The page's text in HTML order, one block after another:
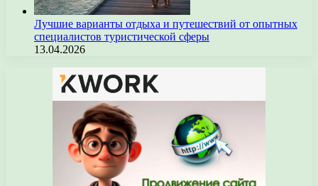
Лучшие варианты отдыха и путешествий от опытных
специалистов туристической сферы
13.04.2026